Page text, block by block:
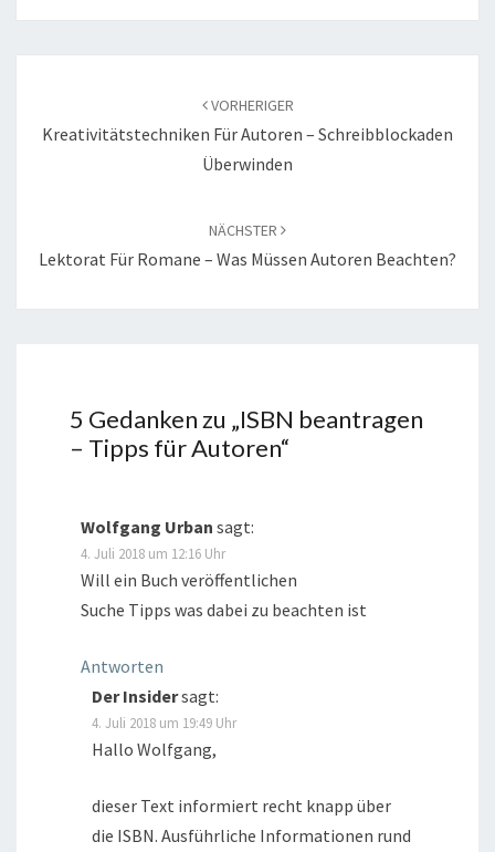
VORHERIGER
Kreativitätstechniken Für Autoren – Schreibblockaden
Überwinden
NÄCHSTER
Lektorat Für Romane – Was Müssen Autoren Beachten?
5 Gedanken zu „ISBN beantragen
– Tipps für Autoren“
Wolfgang Urban sagt:
4. Juli 2018 um 12:16 Uhr
Will ein Buch veröffentlichen
Suche Tipps was dabei zu beachten ist
Antworten
Der Insidersagt:
4. Juli 2018 um 19:49 Uhr
Hallo Wolfgang,
dieser Text informiert recht knapp über
die ISBN. Ausführliche Informationen rund